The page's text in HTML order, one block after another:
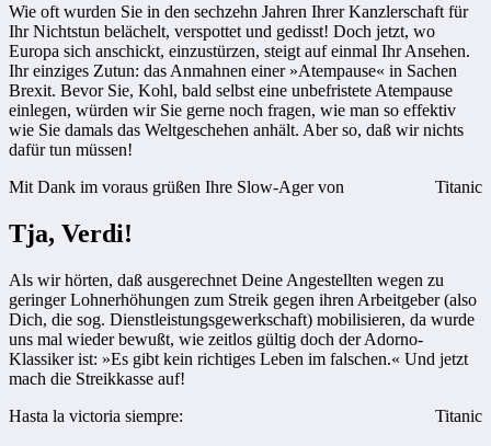
Wie oft wurden Sie in den sechzehn Jahren Ihrer Kanzlerschaft für
Ihr Nichtstun belächelt, verspottet und gedisst! Doch jetzt, wo
Europa sich anschickt, einzustürzen, steigt auf einmal Ihr Ansehen.
Ihr einziges Zutun: das Anmahnen einer »Atempause« in Sachen
Brexit. Bevor Sie, Kohl, bald selbst eine unbefristete Atempause
einlegen, würden wir Sie gerne noch fragen, wie man so effektiv
wie Sie damals das Weltgeschehen anhält. Aber so, daß wir nichts
dafür tun müssen!
Mit Dank im voraus grüßen Ihre Slow-Ager von
Titanic
Tja, Verdi!
Als wir hörten, daß ausgerechnet Deine Angestellten wegen zu
geringer Lohnerhöhungen zum Streik gegen ihren Arbeitgeber (also
Dich, die sog. Dienstleistungsgewerkschaft) mobilisieren, da wurde
uns mal wieder bewußt, wie zeitlos gültig doch der Adorno-
Klassiker ist: »Es gibt kein richtiges Leben im falschen.« Und jetzt
mach die Streikkasse auf!
Hasta la victoria siempre:
Titanic